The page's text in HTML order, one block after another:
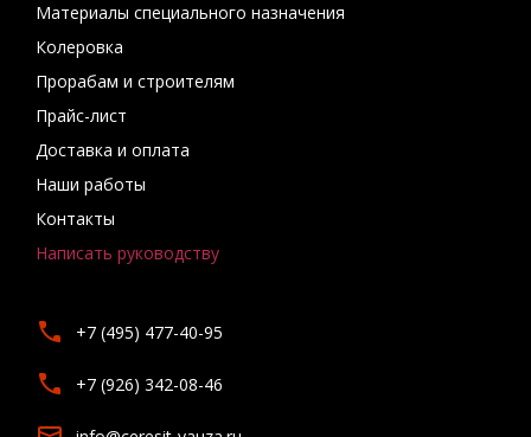
Материалы специального назначения
Колеровка
Прорабам и строителям
Прайс-лист
Доставка и оплата
Наши работы
Контакты
Написать руководству
+7 (495) 477-40-95
+7 (926) 342-08-46